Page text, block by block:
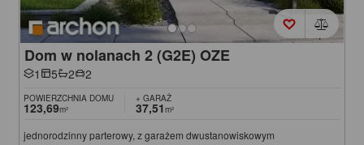
Dom w nolanach 2 (G2E) OZE
1 5 2 2
POWIERZCHNIA DOMU
123,69m²
+ GARAŻ
37,51m²
jednorodzinny parterowy, z garażem dwustanowiskowym